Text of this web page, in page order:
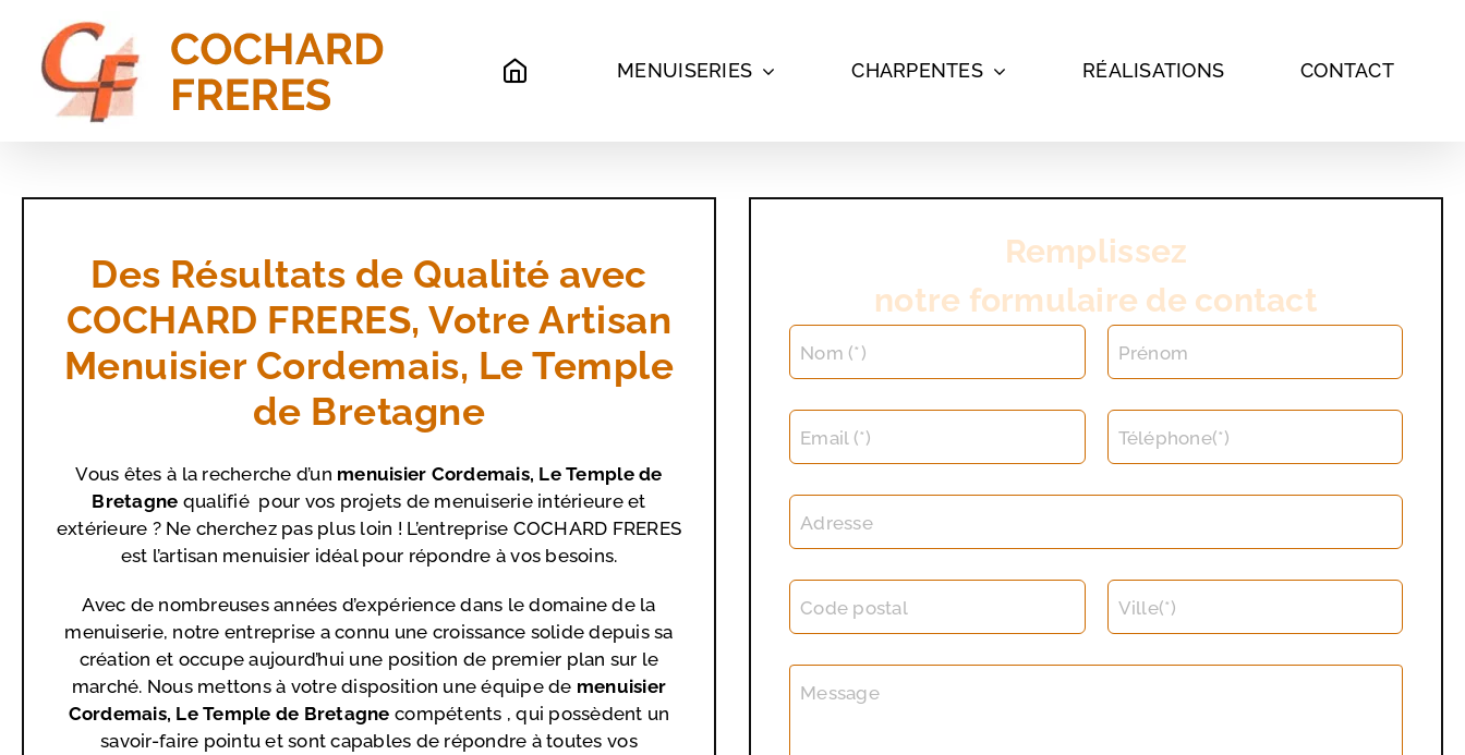
contenu
MENUISERIES CHARPENTES RÉALISATIONS CONTACT
Des Résultats de Qualité avec
COCHARD FRERES, Votre Artisan
Menuisier Cordemais, Le Temple
de Bretagne
Vous êtes à la recherche d’un menuisier Cordemais, Le Temple de
Bretagne qualifié pour vos projets de menuiserie intérieure et
extérieure ? Ne cherchez pas plus loin ! L’entreprise COCHARD FRERES
est l’artisan menuisier idéal pour répondre à vos besoins.
Avec de nombreuses années d’expérience dans le domaine de la
menuiserie, notre entreprise a connu une croissance solide depuis sa
création et occupe aujourd’hui une position de premier plan sur le
marché. Nous mettons à votre disposition une équipe de menuisier
Cordemais, Le Temple de Bretagne compétents , qui possèdent un
savoir-faire pointu et sont capables de répondre à toutes vos
Remplissez
notre formulaire de contact
Nom (*) Prénom
Email (*) Téléphone(*)
Adresse
Code postal Ville(*)
Message